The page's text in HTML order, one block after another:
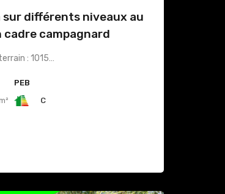
sur différents niveaux au
campagnard
: 1015…
PEB
C